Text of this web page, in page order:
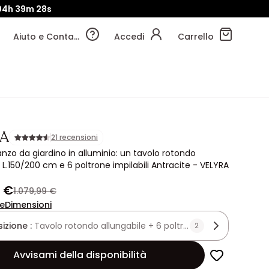
39m 26s
Aiuto e Contatti Accedi Carrello
21 recensioni
da giardino in alluminio: un tavolo rotondo
200 cm e 6 poltrone impilabili Antracite - VELYRA
€1.079,99 €
Dimensioni
: Tavolo rotondo allungabile + 6 poltrone
2
Avvisami della disponibilità